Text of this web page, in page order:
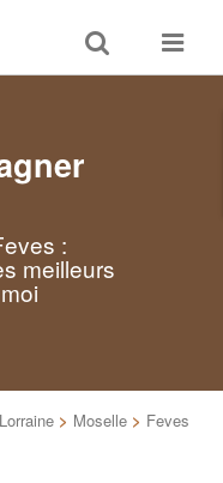
Toggle
search
Toggle
:
meilleurs
Lorraine > Moselle > Feves